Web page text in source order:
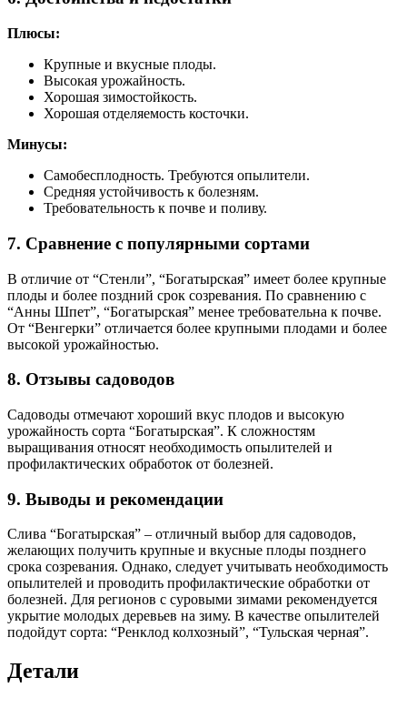
Плюсы:
Крупные и вкусные плоды.
Высокая урожайность.
Хорошая зимостойкость.
Хорошая отделяемость косточки.
Минусы:
Самобесплодность. Требуются опылители.
Средняя устойчивость к болезням.
Требовательность к почве и поливу.
7. Сравнение с популярными сортами
В отличие от “Стенли”, “Богатырская” имеет более крупные
плоды и более поздний срок созревания. По сравнению с
“Анны Шпет”, “Богатырская” менее требовательна к почве.
От “Венгерки” отличается более крупными плодами и более
высокой урожайностью.
8. Отзывы садоводов
Садоводы отмечают хороший вкус плодов и высокую
урожайность сорта “Богатырская”. К сложностям
выращивания относят необходимость опылителей и
профилактических обработок от болезней.
9. Выводы и рекомендации
Слива “Богатырская” – отличный выбор для садоводов,
желающих получить крупные и вкусные плоды позднего
срока созревания. Однако, следует учитывать необходимость
опылителей и проводить профилактические обработки от
болезней. Для регионов с суровыми зимами рекомендуется
укрытие молодых деревьев на зиму. В качестве опылителей
подойдут сорта: “Ренклод колхозный”, “Тульская черная”.
Детали